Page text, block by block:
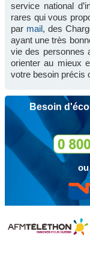
service national
rares qui vous
par mail, des
ayant une très
vie des personnes
orienter au mieux
votre besoin précis
Besoin